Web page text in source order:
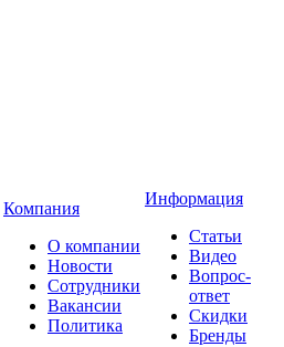
Компания
О компании
Новости
Сотрудники
Вакансии
Политика
Информация
Статьи
Видео
Вопрос-
ответ
Скидки
Бренды